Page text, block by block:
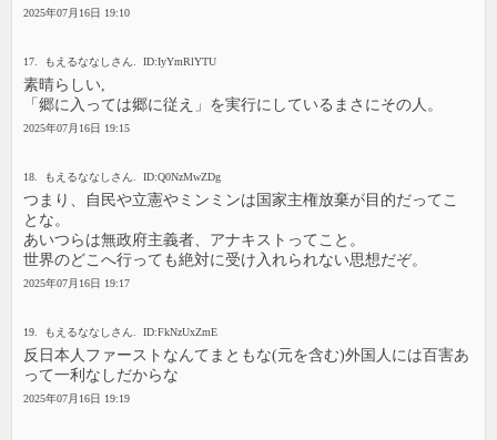
2025年07月16日 19:10
17. もえるななしさん. ID:IyYmRlYTU
素晴らしい,
「郷に入っては郷に従え」を実行にしているまさにその人。
2025年07月16日 19:15
18. もえるななしさん. ID:Q0NzMwZDg
つまり、自民や立憲やミンミンは国家主権放棄が目的だってこ
とな。
あいつらは無政府主義者、アナキストってこと。
世界のどこへ行っても絶対に受け入れられない思想だぞ。
2025年07月16日 19:17
19. もえるななしさん. ID:FkNzUxZmE
反日本人ファーストなんてまともな(元を含む)外国人には百害あ
って一利なしだからな
2025年07月16日 19:19